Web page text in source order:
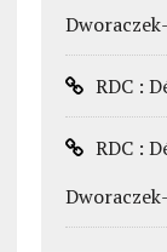
RDC :
RDC :